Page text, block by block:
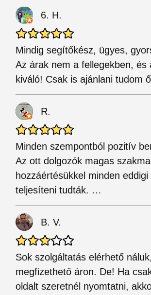
6. H.
Mindig segítőkész, ügyes,
Az árak nem a fellegekben, és
kiváló! Csak is ajánlani tudom
R.
Minden szempontból pozitív
Az ott dolgozók magas
hozzáértésükkel minden
teljesíteni tudták. …
B. V.
Sok szolgáltatás elérhető náluk,
megfizethető áron. De! Ha
oldalt szeretnél nyomtatni,